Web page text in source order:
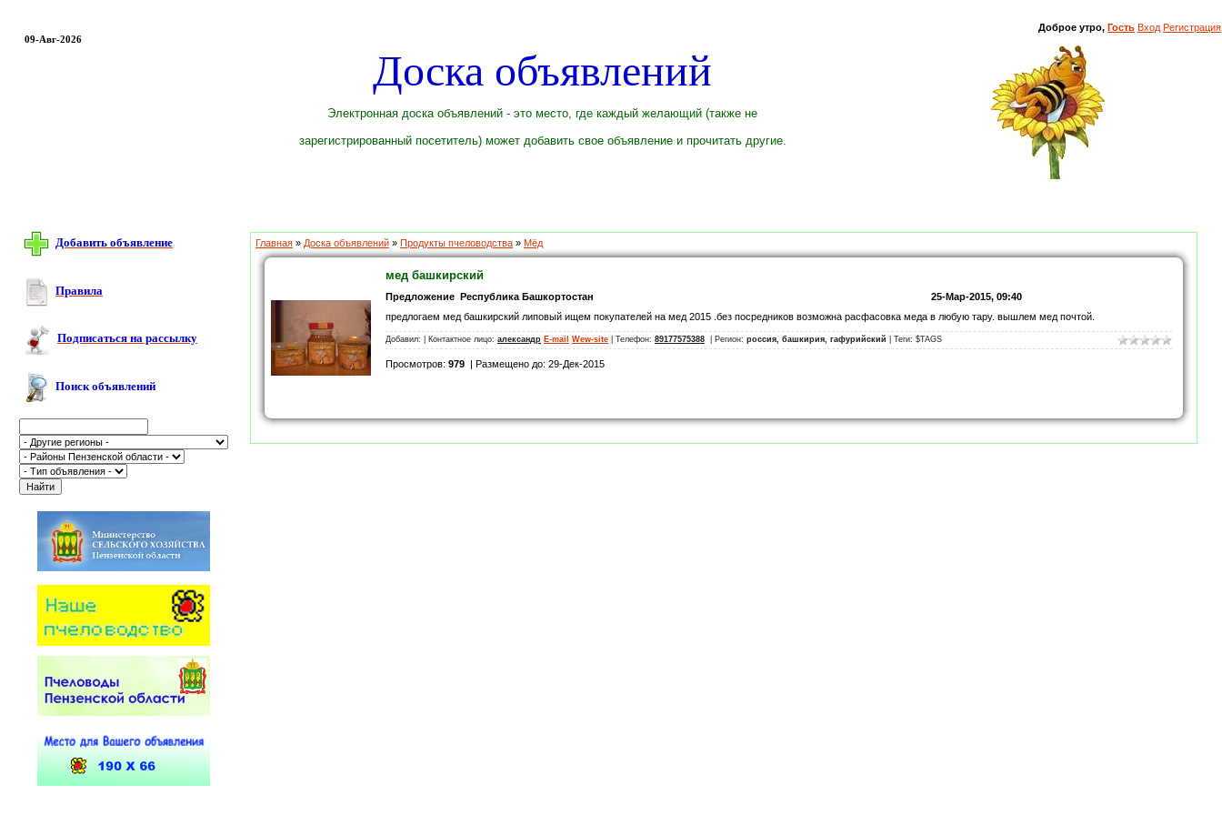
Доброе утро, Гость Вход Регистрация
09-Авг-2026
Доска объявлений
Электронная доска объявлений - это место, где каждый желающий (также не
зарегистрированный посетитель) может добавить свое объявление и прочитать другие.
Добавить объявление
Правила
Подписаться на рассылку
Поиск объявлений
Главная » Доска объявлений » Продукты пчеловодства » Мёд
мед башкирский
Предложение Республика Башкортостан
25-Мар-2015, 09:40
предлогаем мед башкирский липовый ищем покупателей на мед 2015 .без посредников возможна расфасовка меда в любую тару. вышлем мед почтой.
Добавил: | Контактное лицо: александр E-mail Wew-site | Телефон: 89177575388 | Регион: россия, башкирия, гафурийский | Теги: $TAGS
Просмотров: 979 | Размещено до: 29-Дек-2015